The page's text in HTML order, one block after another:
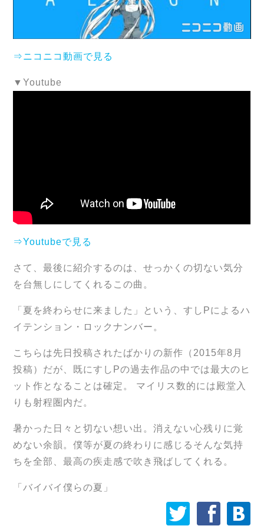
⇒ニコニコ動画で見る
▼Youtube
⇒Youtubeで見る
さて、最後に紹介するのは、せっかくの切ない気分
を台無しにしてくれるこの曲。
「夏を終わらせに来ました」という、すしPによるハ
イテンション・ロックナンバー。
こちらは先日投稿されたばかりの新作（2015年8月
投稿）だが、既にすしPの過去作品の中では最大のヒ
ット作となることは確定。 マイリス数的には殿堂入
りも射程圏内だ。
暑かった日々と切ない想い出。消えない心残りに覚
めない余韻。僕等が夏の終わりに感じるそんな気持
ちを全部、最高の疾走感で吹き飛ばしてくれる。
「バイバイ僕らの夏」
å ä æ